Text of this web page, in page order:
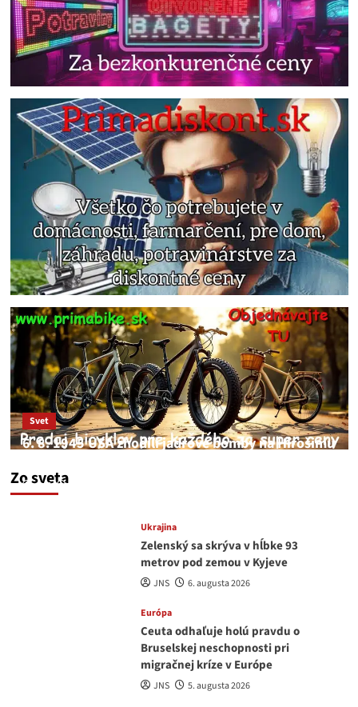
Zo sveta
Svet
6. 8. 1945 USA zhodili jadrové bomby na Hirošimu
JNS
Ukrajina
Zelenský sa skrýva v hĺbke 93
metrov pod zemou v Kyjeve
JNS 6. augusta 2026
Európa
Ceuta odhaľuje holú pravdu o
Bruselskej neschopnosti pri
migračnej kríze v Európe
JNS 5. augusta 2026